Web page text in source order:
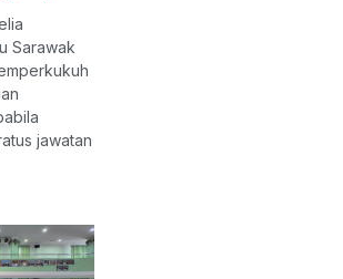
Sarawak
jawatan